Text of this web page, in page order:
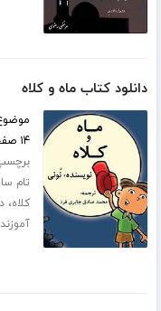
دانلود کتاب ماه و کلاه
۱۴ صفحه
تام
کلاه،